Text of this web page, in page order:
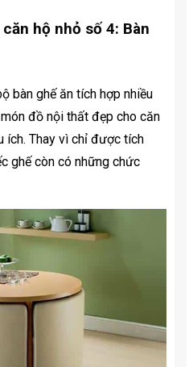
hộ nhỏ số 4: Bàn
bàn ghế ăn tích hợp nhiều
đồ nội thất đẹp cho căn
ích. Thay vì chỉ được tích
ghế còn có những chức